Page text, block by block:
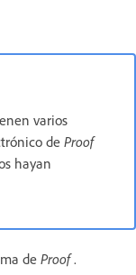
varios
de Proof
hayan
de Proof.